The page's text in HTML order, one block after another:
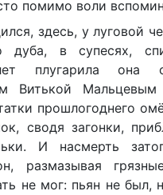
помимо воли
здесь, у луговой
дуба, в супесях,
плугарила она
Витькой
прошлогоднего
сводя загонки,
И насмерть
размазывая
не мог: пьян не был,